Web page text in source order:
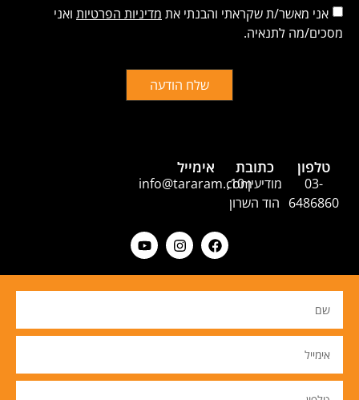
אני מאשר/ת שקראתי והבנתי את מדיניות הפרטיות ואני
מסכים/מה לתנאיה.
שלח הודעה
טלפון
03-
6486860
כתובת
מודיעין 10,
הוד השרון
אימייל
info@tararam.com